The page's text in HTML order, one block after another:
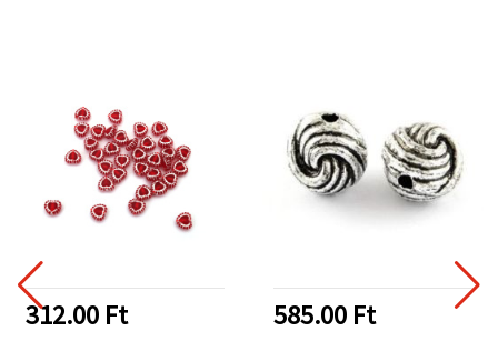
312.00 Ft 585.00 Ft